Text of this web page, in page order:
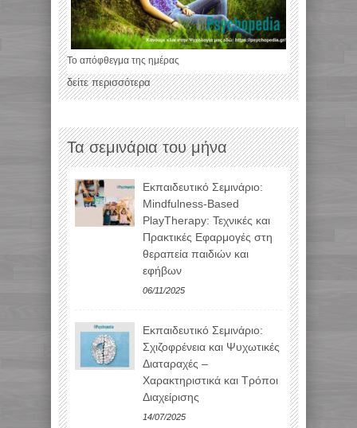
Το απόφθεγμα της ημέρας
δείτε περισσότερα
Τα σεμινάρια του μήνα
Εκπαιδευτικό Σεμινάριο:
Mindfulness-Based
PlayTherapy: Τεχνικές και
Πρακτικές Εφαρμογές στη
θεραπεία παιδιών και
εφήβων
06/11/2025
Εκπαιδευτικό Σεμινάριο:
Σχιζοφρένεια και Ψυχωτικές
Διαταραχές –
Χαρακτηριστικά και Τρόποι
Διαχείρισης
14/07/2025